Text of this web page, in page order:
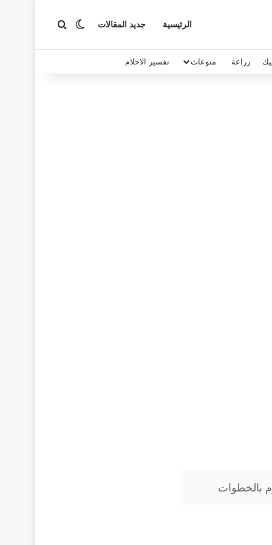
الرئيسية جديد المقالات الوضع المظلم
بحث عن
زراعة منوعات تفسير الاحلام
بالخطوات